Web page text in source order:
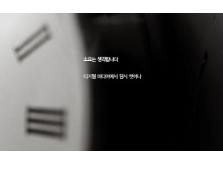
소요는 생각합니다
디지털 미디어에서 잠시 벗어나